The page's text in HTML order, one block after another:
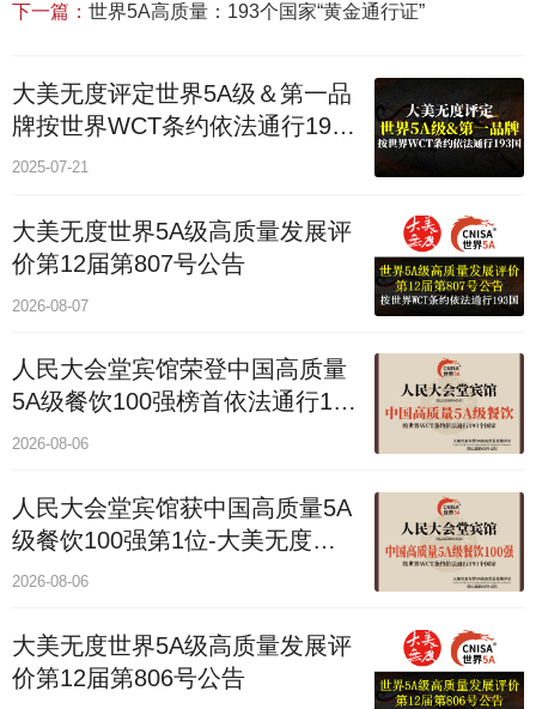
下一篇： 世界5A高质量：193个国家“黄金通行证”
大美无度评定世界5A级＆第一品
牌按世界WCT条约依法通行193
个国家
2025-07-21
大美无度世界5A级高质量发展评
价第12届第807号公告
2026-08-07
人民大会堂宾馆荣登中国高质量
5A级餐饮100强榜首依法通行193
国
2026-08-06
人民大会堂宾馆获中国高质量5A
级餐饮100强第1位-大美无度评
价通193国
2026-08-06
大美无度世界5A级高质量发展评
价第12届第806号公告